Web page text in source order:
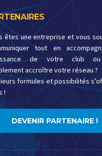
êtes une entreprise et vous
tout en
de votre club
accroître votre réseau ?
formules et possibilités
!
DEVENIR PARTENAIRE !